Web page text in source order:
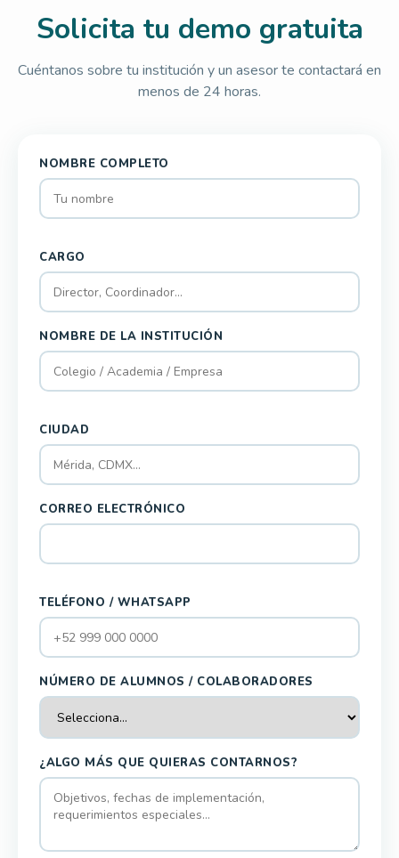
Solicita tu demo gratuita
Cuéntanos sobre tu institución y un asesor te contactará en
menos de 24 horas.
NOMBRE COMPLETO
CARGO
NOMBRE DE LA INSTITUCIÓN
CIUDAD
CORREO ELECTRÓNICO
TELÉFONO / WHATSAPP
NÚMERO DE ALUMNOS / COLABORADORES
¿ALGO MÁS QUE QUIERAS CONTARNOS?